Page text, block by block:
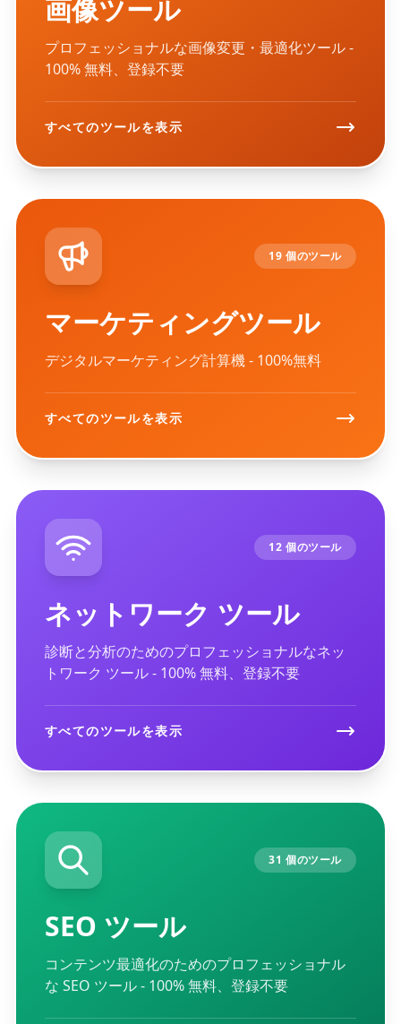
画像ツール
プロフェッショナルな画像変更・最適化ツール -
100% 無料、登録不要
すべてのツールを表示
19 個のツール
マーケティングツール
デジタルマーケティング計算機 - 100%無料
すべてのツールを表示
12 個のツール
ネットワーク ツール
診断と分析のためのプロフェッショナルなネッ
トワーク ツール - 100% 無料、登録不要
すべてのツールを表示
31 個のツール
SEO ツール
コンテンツ最適化のためのプロフェッショナル
な SEO ツール - 100% 無料、登録不要